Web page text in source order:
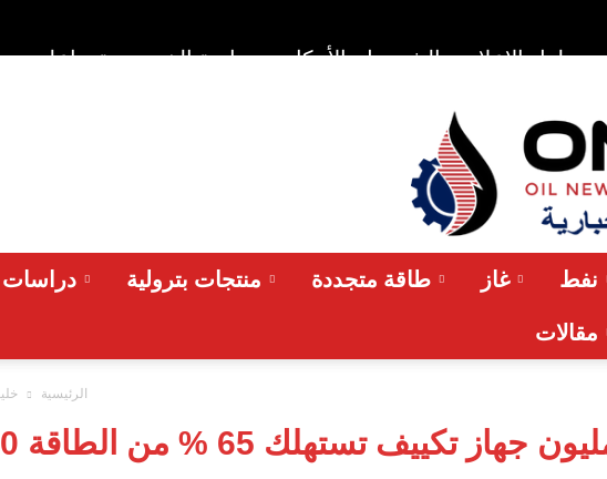
اعلن سياسة الخصوصية الشروط والأحكام حلول الإعلان
ONA™
NEWS
/
أونا
الاخبارية
نفط غاز طاقة متجددة منتجات بترولية
مقالات
الرئيسية
30 مليون